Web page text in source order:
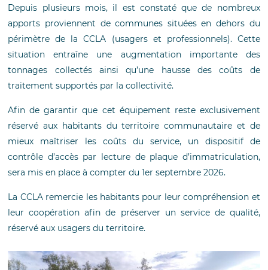
Depuis plusieurs mois, il est constaté que de nombreux
apports proviennent de communes situées en dehors du
périmètre de la CCLA (usagers et professionnels). Cette
situation entraîne une augmentation importante des
tonnages collectés ainsi qu’une hausse des coûts de
traitement supportés par la collectivité.
Afin de garantir que cet équipement reste exclusivement
réservé aux habitants du territoire communautaire et de
mieux maîtriser les coûts du service, un dispositif de
contrôle d’accès par lecture de plaque d’immatriculation,
sera mis en place à compter du 1er septembre 2026.
La CCLA remercie les habitants pour leur compréhension et
leur coopération afin de préserver un service de qualité,
réservé aux usagers du territoire.